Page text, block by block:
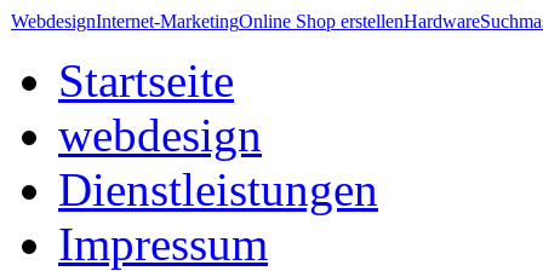
WebdesignInternet-MarketingOnline Shop erstellenHardware
Startseite
webdesign
Dienstleistungen
Impressum